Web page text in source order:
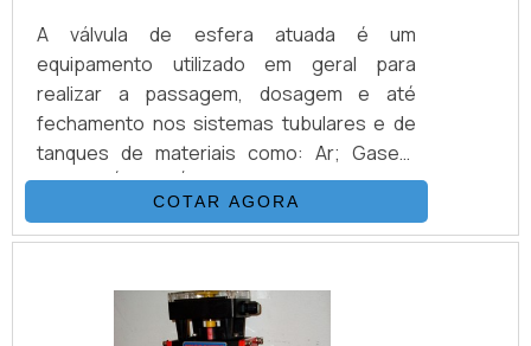
A válvula de esfera atuada é um
equipamento utilizado em geral para
realizar a passagem, dosagem e até
fechamento nos sistemas tubulares e de
tanques de materiais como: Ar; Gases;
Vapor; Água; Óleo e graxas técnicas;
Lixivias fracas; Soluções de sais; Entre
outros materiais similares.Demais detalhes
formada por diversas outras peças
juntamente com um atuador pneumático, e
COTAR AGORA